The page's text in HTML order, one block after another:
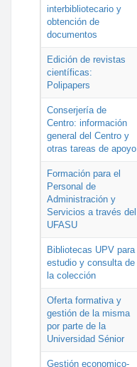
interbibliotecario y
obtención de
documentos
Edición de revistas
científicas:
Polipapers
Conserjería de
Centro: información
general del Centro y
otras tareas de apoyo
Formación para el
Personal de
Administración y
Servicios a través del
UFASU
Bibliotecas UPV para
estudio y consulta de
la colección
Oferta formativa y
gestión de la misma
por parte de la
Universidad Sénior
Gestión economico-